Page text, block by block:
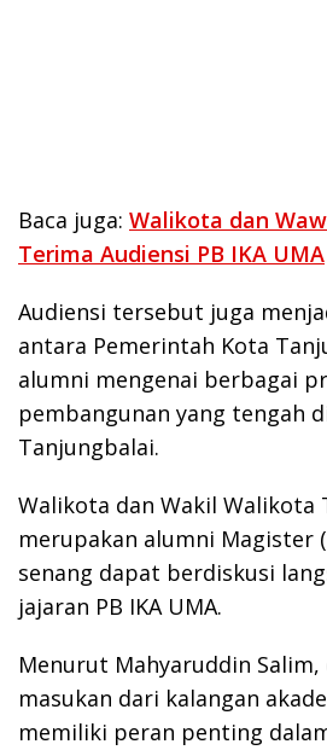
Baca juga: Walikota dan
Terima Audiensi PB IKA UMA
Audiensi tersebut juga
antara Pemerintah Kota
alumni mengenai berbagai
pembangunan yang tengah
Tanjungbalai.
Walikota dan Wakil Walikota
merupakan alumni Magister
senang dapat berdiskusi
jajaran PB IKA UMA.
Menurut Mahyaruddin
masukan dari kalangan
memiliki peran penting